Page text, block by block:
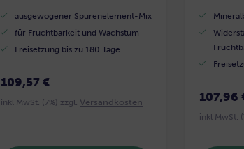
ausgewogener Spurenelement-Mix
für Fruchtbarkeit und Wachstum
Freisetzung bis zu 180 Tage
109,57 €
inkl MwSt. (7%) zzgl. Versandkosten 107,96
inkl MwSt.